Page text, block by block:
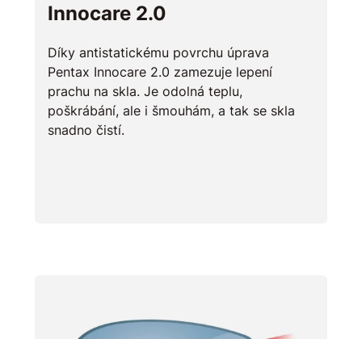
Innocare 2.0
Díky antistatickému povrchu úprava
Pentax Innocare 2.0 zamezuje lepení
prachu na skla. Je odolná teplu,
poškrábání, ale i šmouhám, a tak se skla
snadno čistí.